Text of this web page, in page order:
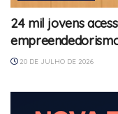
24 mil jovens
20 DE JULHO DE 2026